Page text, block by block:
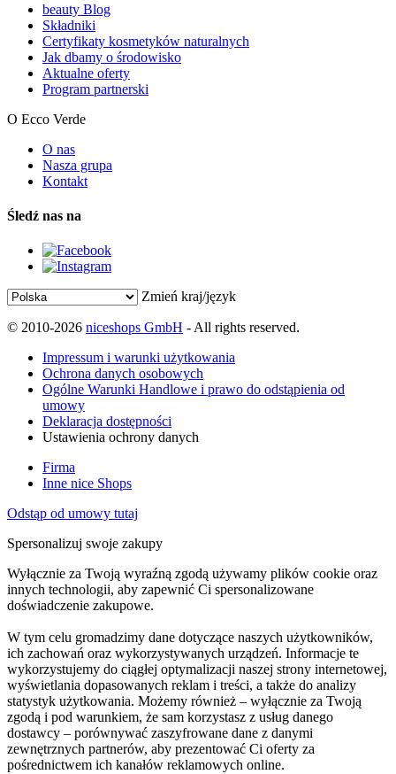
beauty Blog
Składniki
Certyfikaty kosmetyków naturalnych
Jak dbamy o środowisko
Aktualne oferty
Program partnerski
O Ecco Verde
O nas
Nasza grupa
Kontakt
Śledź nas na
Zmień kraj/język
© 2010-2026 niceshops GmbH - All rights reserved.
Impressum i warunki użytkowania
Ochrona danych osobowych
Ogólne Warunki Handlowe i prawo do odstąpienia od
umowy
Deklaracja dostępności
Ustawienia ochrony danych
Firma
Inne nice Shops
Odstąp od umowy tutaj
Spersonalizuj swoje zakupy
Wyłącznie za Twoją wyraźną zgodą używamy plików cookie oraz
innych technologii, aby zapewnić Ci spersonalizowane
doświadczenie zakupowe.
W tym celu gromadzimy dane dotyczące naszych użytkowników,
ich zachowań oraz wykorzystywanych urządzeń. Informacje te
wykorzystujemy do ciągłej optymalizacji naszej strony internetowej,
wyświetlania dopasowanych reklam i treści, a także do analizy
statystyk użytkowania. Możemy również – wyłącznie za Twoją
zgodą i pod warunkiem, że sam korzystasz z usług danego
dostawcy – porównywać zaszyfrowane dane z danymi
zewnętrznych partnerów, aby prezentować Ci oferty za
pośrednictwem ich kanałów reklamowych online.